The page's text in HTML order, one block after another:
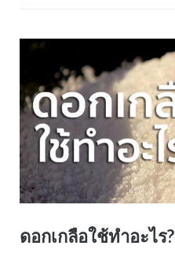
ดอกเกลือใช้ทำอะไร?